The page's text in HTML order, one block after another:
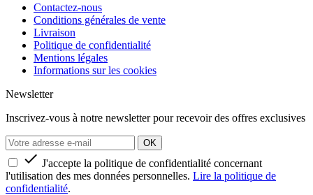
Contactez-nous
Conditions générales de vente
Livraison
Politique de confidentialité
Mentions légales
Informations sur les cookies
Newsletter
Inscrivez-vous à notre newsletter pour recevoir des offres exclusives
 J'accepte la politique de confidentialité concernant
l'utilisation des mes données personnelles. Lire la politique de
confidentialité.